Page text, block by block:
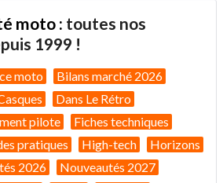
moto : toutes nos
1999 !
moto
Bilans marché 2026
Dans Le Rétro
pilote
Fiches techniques
pratiques High-tech
Horizons
2026
Nouveautés 2027